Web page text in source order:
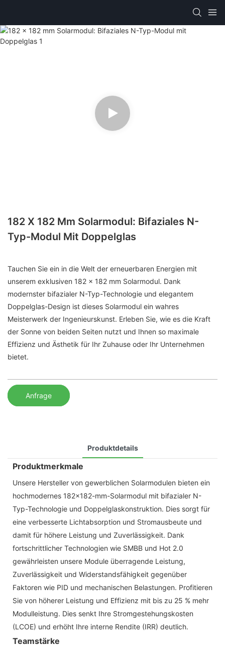
182 X 182 Mm Solarmodul: Bifaziales N-
Typ-Modul Mit Doppelglas
Tauchen Sie ein in die Welt der erneuerbaren Energien mit
unserem exklusiven 182 x 182 mm Solarmodul. Dank
modernster bifazialer N-Typ-Technologie und elegantem
Doppelglas-Design ist dieses Solarmodul ein wahres
Meisterwerk der Ingenieurskunst. Erleben Sie, wie es die Kraft
der Sonne von beiden Seiten nutzt und Ihnen so maximale
Effizienz und Ästhetik für Ihr Zuhause oder Ihr Unternehmen
bietet.
Anfrage
Produktdetails
Produktmerkmale
Unsere Hersteller von gewerblichen Solarmodulen bieten ein
hochmodernes 182x182-mm-Solarmodul mit bifazialer N-
Typ-Technologie und Doppelglaskonstruktion. Dies sorgt für
eine verbesserte Lichtabsorption und Stromausbeute und
damit für höhere Leistung und Zuverlässigkeit. Dank
fortschrittlicher Technologien wie SMBB und Hot 2.0
gewährleisten unsere Module überragende Leistung,
Zuverlässigkeit und Widerstandsfähigkeit gegenüber
Faktoren wie PID und mechanischen Belastungen. Profitieren
Sie von höherer Leistung und Effizienz mit bis zu 25 % mehr
Modulleistung. Dies senkt Ihre Stromgestehungskosten
(LCOE) und erhöht Ihre interne Rendite (IRR) deutlich.
Teamstärke